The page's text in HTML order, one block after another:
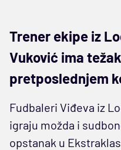
Trener ekipe iz
Vuković ima
pretposlednjem
Fudbaleri Viđeva iz
igraju možda i
opstanak u